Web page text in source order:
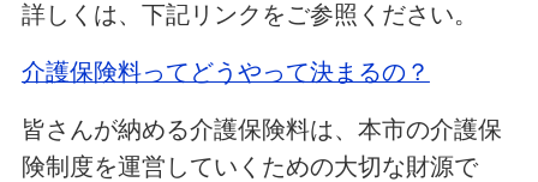
詳しくは、下記リンクをご参照ください。
介護保険料ってどうやって決まるの？
皆さんが納める介護保険料は、本市の介護保
険制度を運営していくための大切な財源で